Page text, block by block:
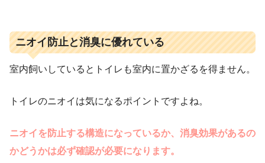
ニオイ防止と消臭に優れている
室内飼いしているとトイレも室内に置かざるを得ません。
トイレのニオイは気になるポイントですよね。
ニオイを防止する構造になっているか、消臭効果があるの
かどうかは必ず確認が必要になります。